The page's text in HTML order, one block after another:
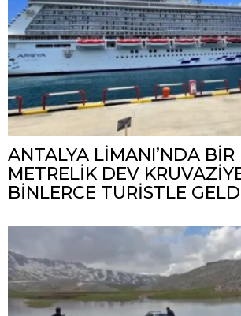
ANTALYA LİMANI’NDA BİR
METRELİK DEV
BİNLERCE TURİSTLE